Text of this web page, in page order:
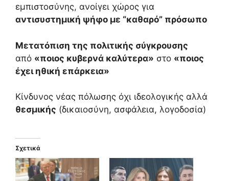
εμπιστοσύνης, ανοίγει χώρος για
αντισυστημική ψήφο με “καθαρό” πρόσωπο
Μετατόπιση της πολιτικής σύγκρουσης
από «ποιος κυβερνά καλύτερα» στο «ποιος
έχει ηθική επάρκεια»
Κίνδυνος νέας πόλωσης όχι ιδεολογικής αλλά
θεσμικής (δικαιοσύνη, ασφάλεια, λογοδοσία)
Σχετικά